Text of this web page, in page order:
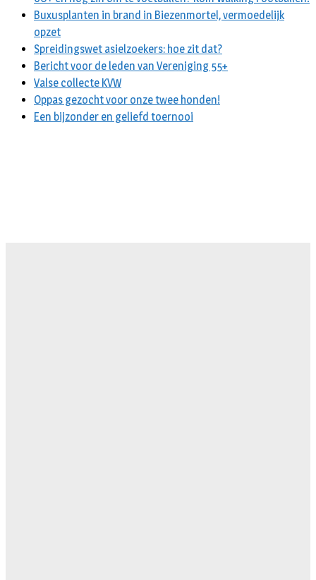
Buxusplanten in brand in Biezenmortel, vermoedelijk
opzet
Spreidingswet asielzoekers: hoe zit dat?
Bericht voor de leden van Vereniging 55+
Valse collecte KVW
Oppas gezocht voor onze twee honden!
Een bijzonder en geliefd toernooi